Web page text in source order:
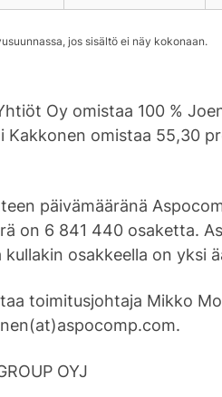
Oy omistaa 100 %
Kakkonen omistaa 55,30
päivämääränä
on 6 841 440 osaketta.
kullakin osakkeella on yksi
toimitusjohtaja Mikko
OYJ